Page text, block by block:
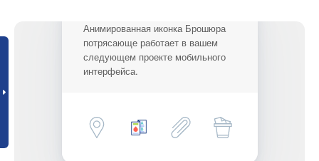
Анимированная иконка Брошюра
потрясающе работает в вашем
следующем проекте мобильного
интерфейса.